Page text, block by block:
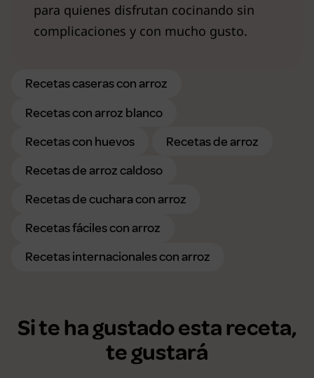
para quienes disfrutan cocinando sin
complicaciones y con mucho gusto.
Recetas caseras con arroz
Recetas con arroz blanco
Recetas con huevos
Recetas de arroz
Recetas de arroz caldoso
Recetas de cuchara con arroz
Recetas fáciles con arroz
Recetas internacionales con arroz
Si te ha gustado esta receta,
te gustará